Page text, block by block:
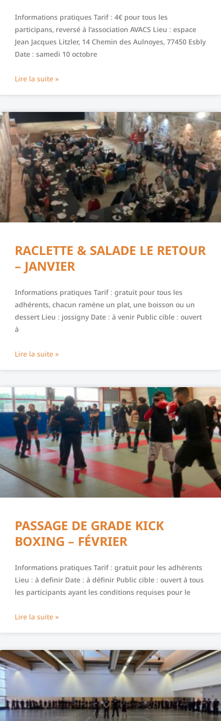
Informations pratiques Tarif : 4€ pour tous les
participans, reversé à l’association AVACS Lieu : espace
Jean Jacques Litzler, 14 Chemin des Aulnoyes, 77450 Esbly
Date : samedi 10 octobre
Lire la suite »
RACLETTE & SALADE LE RETOUR
– JANVIER
Informations pratiques Tarif : gratuit pour tous les
adhérents, chacun ramène un plat, une boisson ou un
dessert Lieu : jossigny Date : à venir Public cible : ouvert
à
Lire la suite »
PASSAGE DE GRADE KICK
BOXING – FÉVRIER
Informations pratiques Tarif : gratuit pour les adhérents
Lieu : à definir Date : à définir Public cible : ouvert à tous
les participants ayant les conditions requises pour le
Lire la suite »